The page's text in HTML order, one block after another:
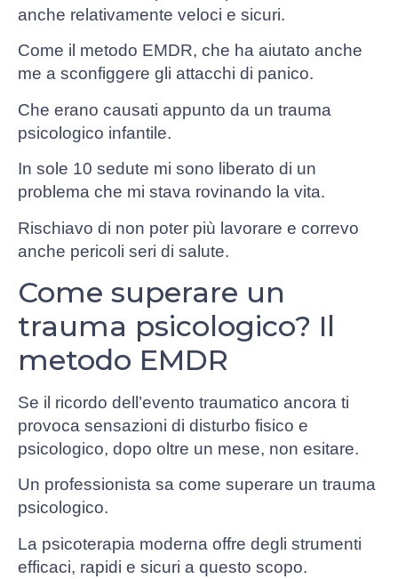
anche relativamente veloci e sicuri.
Come il metodo EMDR, che ha aiutato anche
me a sconfiggere gli attacchi di panico.
Che erano causati appunto da un trauma
psicologico infantile.
In sole 10 sedute mi sono liberato di un
problema che mi stava rovinando la vita.
Rischiavo di non poter più lavorare e correvo
anche pericoli seri di salute.
Come superare un
trauma psicologico? Il
metodo EMDR
Se il ricordo dell’evento traumatico ancora ti
provoca sensazioni di disturbo fisico e
psicologico, dopo oltre un mese, non esitare.
Un professionista sa come superare un trauma
psicologico.
La psicoterapia moderna offre degli strumenti
efficaci, rapidi e sicuri a questo scopo.